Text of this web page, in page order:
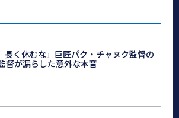
長く休むな」巨匠パク・チャヌク監督の
督が漏らした意外な本音